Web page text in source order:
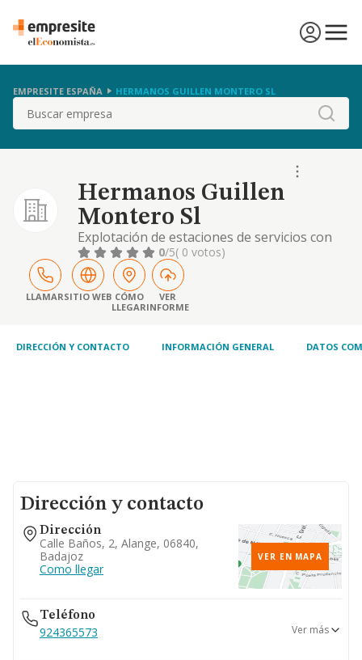
EMPRESITE ESPAÑA HERMANOS GUILLEN MONTERO SL
Buscar
Hermanos Guillen
Montero Sl
Explotación de estaciones de servicios con
tienda y servicio de lavado.
0/5( 0 votos)
LLAMARSITIO WEB CÓMO
LLEGAR
VER
INFORME
DIRECCIÓN Y CONTACTO INFORMACIÓN GENERAL DATOS
Dirección y contacto
Dirección
Calle Baños, 2, Alange, 06840,
Badajoz
Como llegar
VER EN MAPA
Teléfono
924365573 Ver más